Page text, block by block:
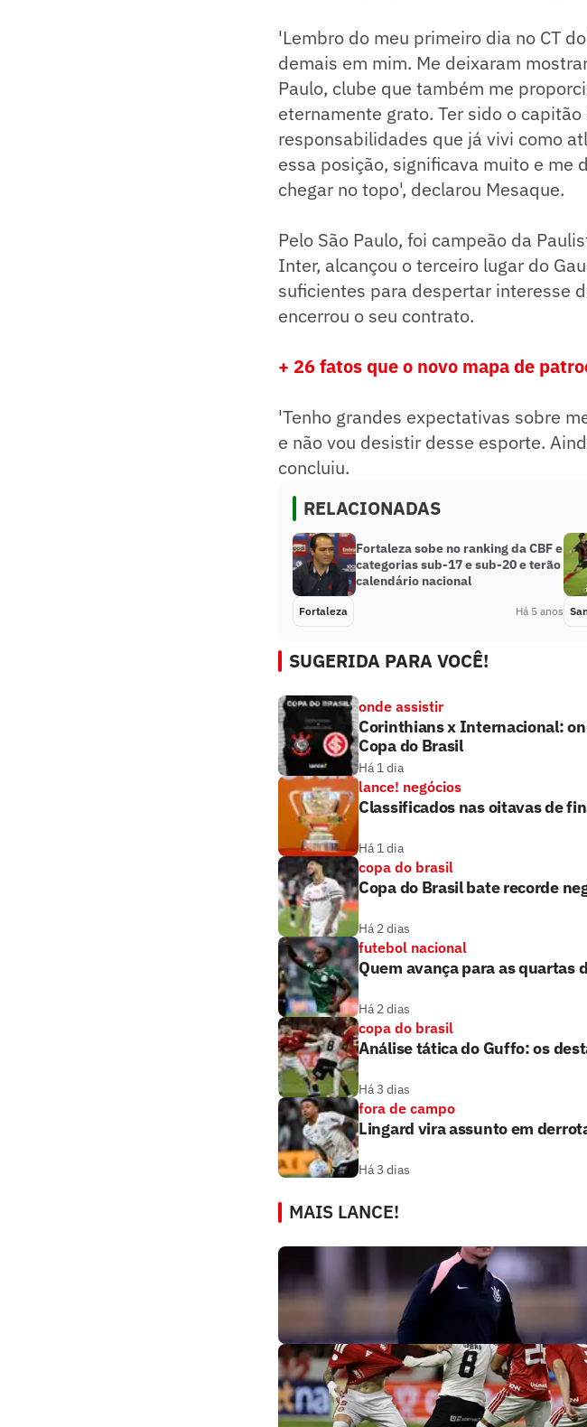
'Lembro do meu primeiro dia no CT
demais em mim. Me deixaram
Paulo, clube que também me
eternamente grato. Ter sido o
responsabilidades que já vivi como
essa posição, significava muito e me
chegar no topo', declarou Mesaque.
Pelo São Paulo, foi campeão da
Inter, alcançou o terceiro lugar do
suficientes para despertar interesse
encerrou o seu contrato.
+ 26 fatos que o novo mapa de
'Tenho grandes expectativas sobre
e não vou desistir desse esporte.
concluiu.
RELACIONADAS
Fortaleza sobe no ranking da CBF e
categorias sub-17 e sub-20 e terão
calendário nacional
Fortaleza Há 5 anos
SUGERIDA PARA VOCÊ!
onde assistir
Corinthians x Internacional:
Copa do Brasil
Há 1 dia
lance! negócios
Classificados nas oitavas de
Há 1 dia
copa do brasil
Copa do Brasil bate recorde
Há 2 dias
futebol nacional
Quem avança para as quartas
Há 2 dias
copa do brasil
Análise tática do Guffo: os
Há 3 dias
fora de campo
Lingard vira assunto em
Há 3 dias
MAIS LANCE!